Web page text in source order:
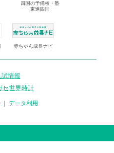
四国の予備校・塾
東進四国
赤ちゃん成長ナビ
情報
セ世界時計
データ利用